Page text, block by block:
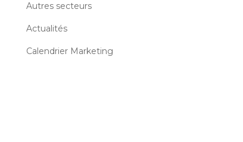
Autres secteurs
Actualités
Calendrier Marketing